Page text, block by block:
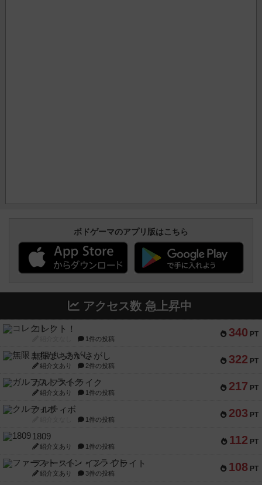
ボドゲーマのアプリ版はこちら
アクセス数 急上昇中
340 PT
コレクト！
1件の投稿
322 PT
無限まちがいさがし
紹介文あり 2件の投稿
217 PT
ガルフストライク
紹介文あり 1件の投稿
203 PT
クルティボ
1件の投稿
112 PT
1809
紹介文あり 1件の投稿
108 PT
ファースト・イン・フライト
紹介文あり 3件の投稿